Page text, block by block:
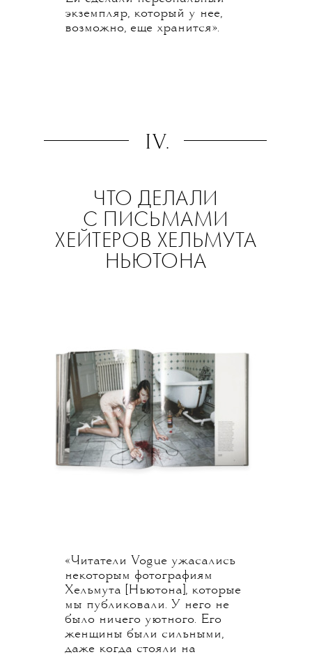
экземпляр, который у нее,
возможно, еще хранится».
IV.
ЧТО ДЕЛАЛИ
С ПИСЬМАМИ
ХЕЙТЕРОВ ХЕЛЬМУТА
НЬЮТОНА
«Читатели Vogue ужасались
некоторым фотографиям
Хельмута [Ньютона], которые
мы публиковали. У него не
было ничего уютного. Его
женщины были сильными,
даже когда стояли на